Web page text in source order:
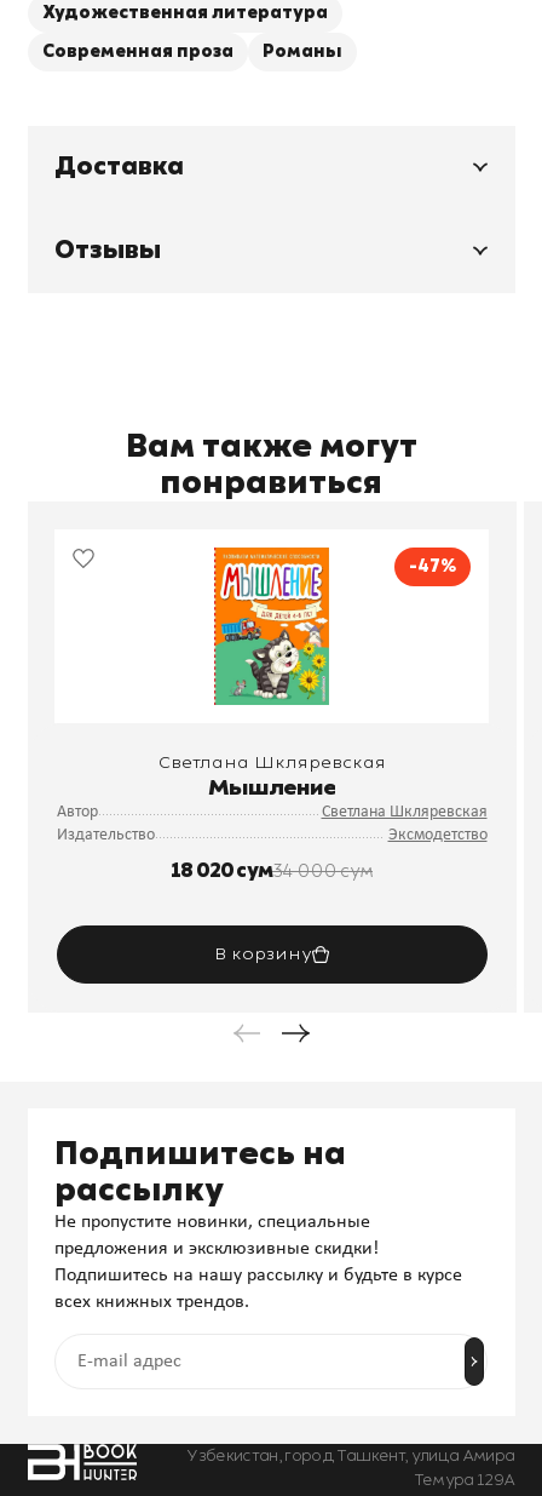
Художественная литература
Современная проза
Романы
Доставка
Отзывы
Вам также могут
понравиться
-47%
Светлана Шкляревская
Мышление
Автор
Светлана Шкляревская
Издательство
Эксмодетство
18 020 сум34 000 сум
В корзину
Узбекистан, город Ташкент, улица Амира
Темура 129А
Подпишитесь на
рассылку
Не пропустите новинки, специальные
предложения и эксклюзивные скидки!
Подпишитесь на нашу рассылку и будьте в курсе
всех книжных трендов.